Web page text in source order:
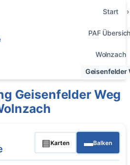
Start
PAF
Wolnzach
Geisenfelder
Geisenfelder Weg
▤Karten ▬Balken